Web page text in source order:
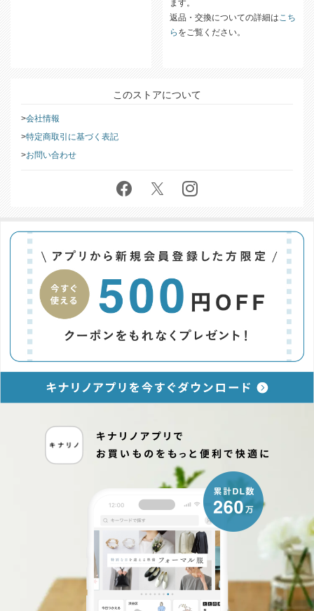
ます。
返品・交換についての詳細は こち
ら をご覧ください。
このストアについて
会社情報
特定商取引に基づく表記
お問い合わせ